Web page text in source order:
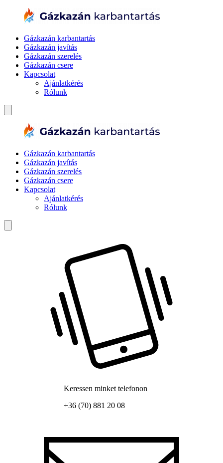
Gázkazán karbantartás
Gázkazán javítás
Gázkazán szerelés
Gázkazán csere
Kapcsolat
Ajánlatkérés
Rólunk
Gázkazán karbantartás
Gázkazán javítás
Gázkazán szerelés
Gázkazán csere
Kapcsolat
Ajánlatkérés
Rólunk
Keressen minket telefonon
+36 (70) 881 20 08